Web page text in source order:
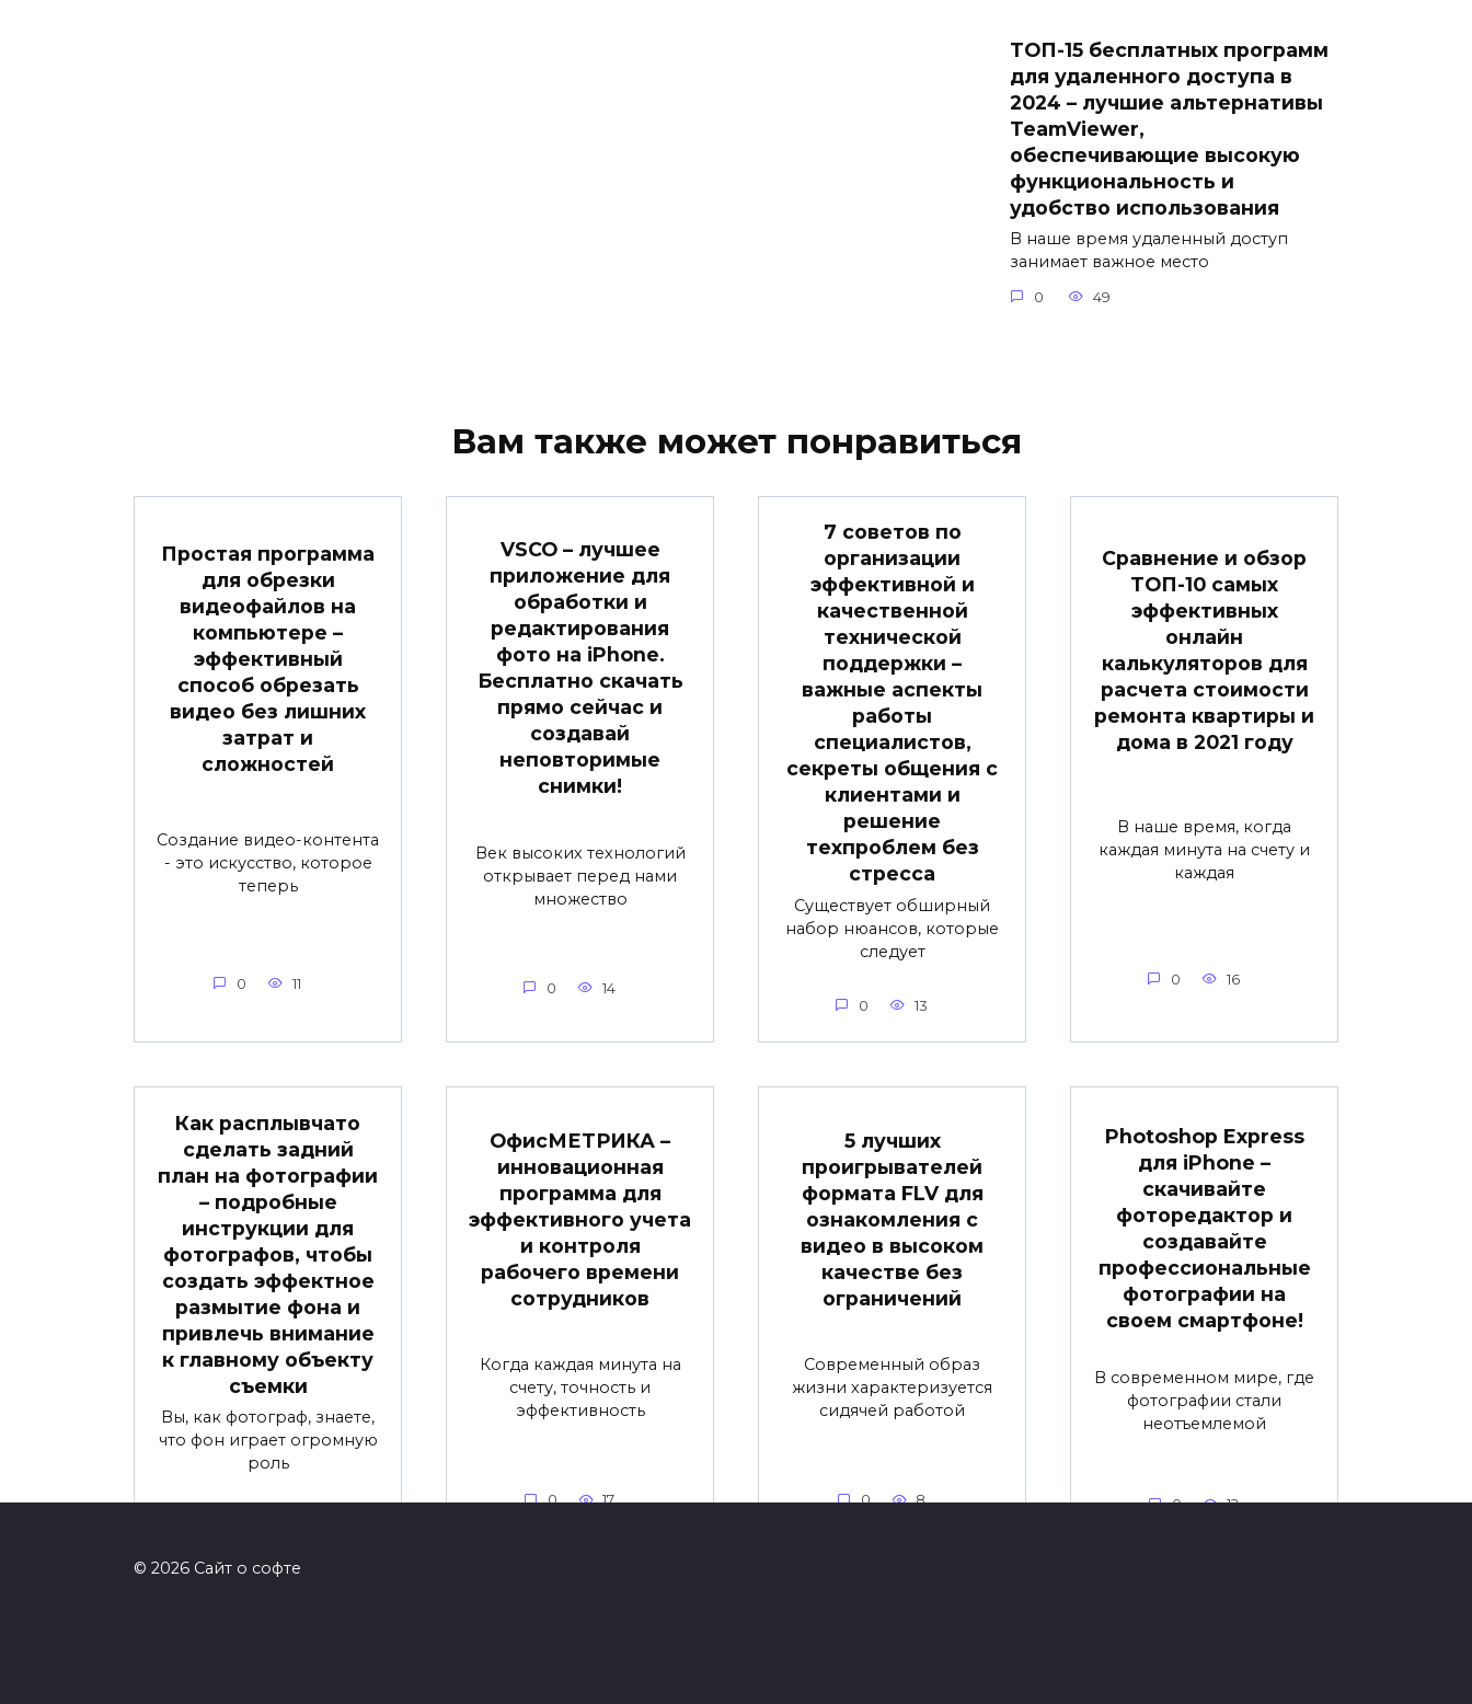
ТОП-15 бесплатных программ
для удаленного доступа в
2024 – лучшие альтернативы
TeamViewer,
обеспечивающие высокую
функциональность и
удобство использования
В наше время удаленный доступ
занимает важное место
0 49
Вам также может понравиться
Простая программа
для обрезки
видеофайлов на
компьютере –
эффективный
способ обрезать
видео без лишних
затрат и
сложностей
Создание видео-контента
- это искусство, которое
теперь
0 11
VSCO – лучшее
приложение для
обработки и
редактирования
фото на iPhone.
Бесплатно скачать
прямо сейчас и
создавай
неповторимые
снимки!
Век высоких технологий
открывает перед нами
множество
0 14
7 советов по
организации
эффективной и
качественной
технической
поддержки –
важные аспекты
работы
специалистов,
секреты общения с
клиентами и
решение
техпроблем без
стресса
Существует обширный
набор нюансов, которые
следует
0 13
Сравнение и обзор
ТОП-10 самых
эффективных
онлайн
калькуляторов для
расчета стоимости
ремонта квартиры и
дома в 2021 году
В наше время, когда
каждая минута на счету и
каждая
0 16
Как расплывчато
сделать задний
план на фотографии
– подробные
инструкции для
фотографов, чтобы
создать эффектное
размытие фона и
привлечь внимание
к главному объекту
съемки
Вы, как фотограф, знаете,
что фон играет огромную
роль
ОфисМЕТРИКА –
инновационная
программа для
эффективного учета
и контроля
рабочего времени
сотрудников
Когда каждая минута на
счету, точность и
эффективность
0 17
5 лучших
проигрывателей
формата FLV для
ознакомления с
видео в высоком
качестве без
ограничений
Современный образ
жизни характеризуется
сидячей работой
0 8
Photoshop Express
для iPhone –
скачивайте
фоторедактор и
создавайте
профессиональные
фотографии на
своем смартфоне!
В современном мире, где
фотографии стали
неотъемлемой
0 12
© 2026 Сайт о софте